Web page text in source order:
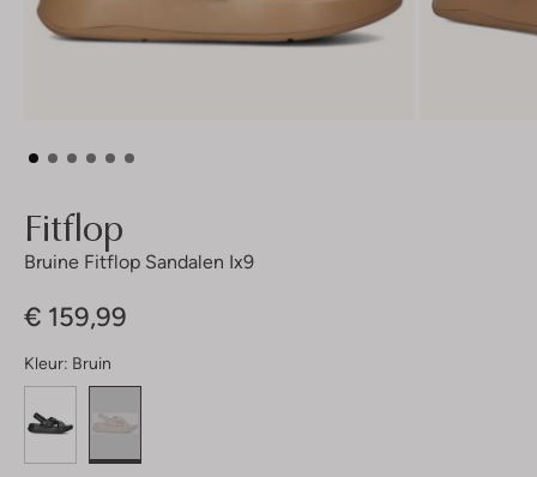
Fitflop
Bruine Fitflop Sandalen Ix9
€ 159,99
Kleur: Bruin